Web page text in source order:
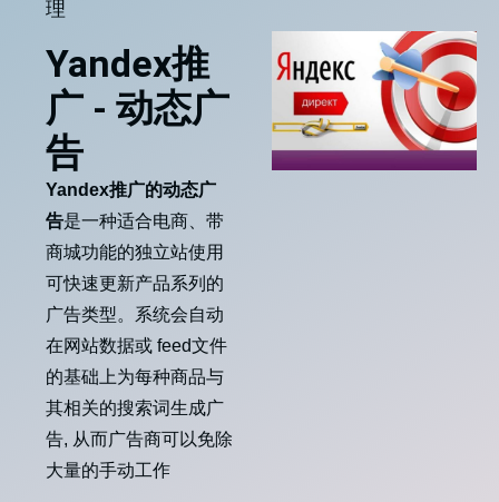
理
Yandex推
广 - 动态广
告
Yandex推广的动态广
告是一种适合电商、带
商城功能的独立站使用
可快速更新产品系列的
广告类型。系统会自动
在网站数据或 feed文件
的基础上为每种商品与
其相关的搜索词生成广
告, 从而广告商可以免除
大量的手动工作